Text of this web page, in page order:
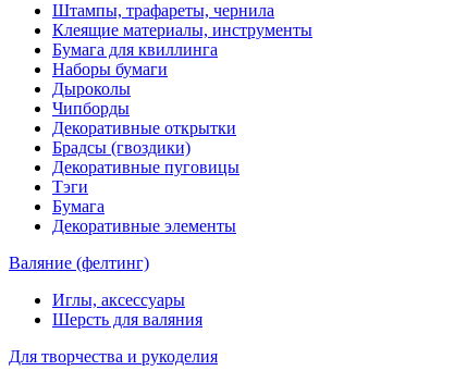
Штампы, трафареты, чернила
Клеящие материалы, инструменты
Бумага для квиллинга
Наборы бумаги
Дыроколы
Чипборды
Декоративные открытки
Брадсы (гвоздики)
Декоративные пуговицы
Тэги
Бумага
Декоративные элементы
Валяние (фелтинг)
Иглы, аксессуары
Шерсть для валяния
Для творчества и рукоделия